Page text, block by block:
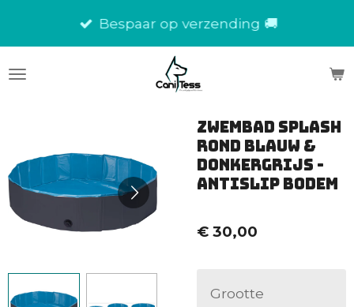
de
Bespaar op verzending 🚚
Zwembad Splash
Rond Blauw &
Donkergrijs -
antislip bodem
€ 30,00
Grootte